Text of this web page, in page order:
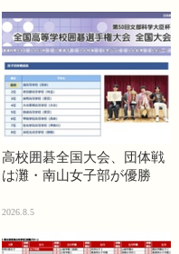
高校囲碁全国大会、団体戦
は灘・南山女子部が優勝
2026.8.5